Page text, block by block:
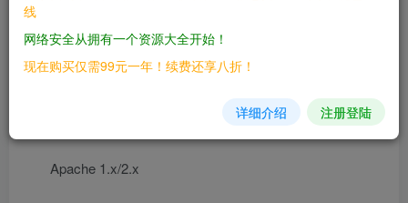
致拒绝服务(守护进程中断)，如Slowloris所示，这与2.2.15之
前版本中缺少mod\_ReqTimeout模块有关
Apache 1.x/2.x
线
网络安全从拥有一个资源大全开始！
现在购买仅需99元一年！续费还享八折！
详细介绍 注册登陆